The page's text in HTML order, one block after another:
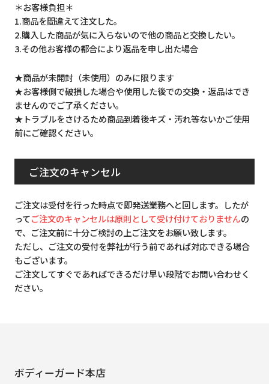
＊お客様負担＊
1.商品を間違えて注文した。
2.購入した商品が気に入らないので他の商品と交換したい。
3.その他お客様の都合により返品を申し出た場合
★商品が未開封（未使用）のみに限ります
★お客様側で破損した場合や使用した後での交換・返品はでき
ませんのでご了承ください。
★トラブルをさけるため商品到着後キズ・汚れ等ないかご使用
前にご確認ください。
ご注文のキャンセル
ご注文は受付を行った時点で即発送業務へと回します。したが
ってご注文のキャンセルは原則として受け付けておりませんの
で、ご注文前に十分ご検討の上ご注文をお願い致します。
ただし、ご注文の受付を弊社が行う前であれば対応できる場合
もございます。
ご注文してすぐであればできるだけ早い段階でお問い合わせく
ださい。
ボディーガード本店